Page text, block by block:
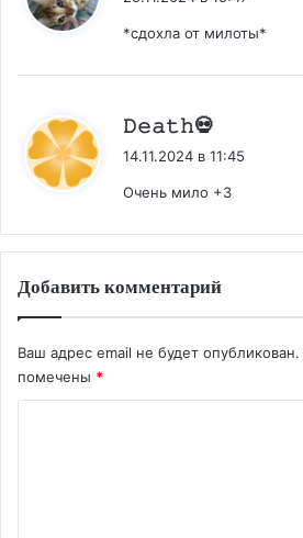
*сдохла от милоты*
𝙳𝚎𝚊𝚝𝚑💀
14.11.2024 в 11:45
Очень мило +3
Добавить комментарий
Ваш адрес email не будет опубликован.
помечены *